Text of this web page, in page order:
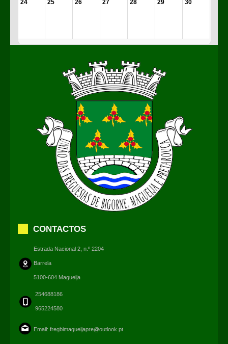
24 25 26 27 28 29 30
CONTACTOS
Estrada Nacional 2, n.º 2204
Barrela
5100-604 Magueija
254688186
965224580
Email: fregbimagueijapre@outlook.pt